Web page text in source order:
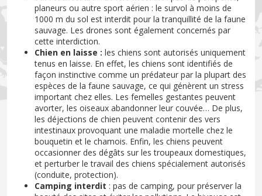
planeurs ou autre sport aérien : le survol à moins de
1000 m du sol est interdit pour la tranquillité de la faune
sauvage. Les drones sont également concernés par
cette interdiction.
Chien en laisse : les chiens sont autorisés uniquement
tenus en laisse. En effet, les chiens sont identifiés de
façon instinctive comme un prédateur par la plupart des
espèces de la faune sauvage, ce qui génèrent un stress
important chez elles. Les femelles gestantes peuvent
avorter, les oiseaux abandonner leur couvée… De plus,
les déjections de chien peuvent contenir des vers
intestinaux provoquant une maladie mortelle chez le
bouquetin et le chamois. Enfin, les chiens peuvent
occasionner des dégâts sur les troupeaux domestiques,
et perturber le travail des chiens spécialement autorisés
(conduite, protection).
Camping interdit : pas de camping, pour préserver la